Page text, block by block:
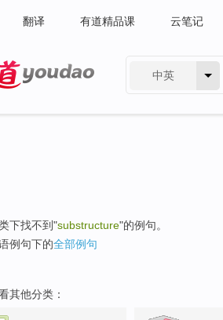
翻译 有道精品课 云笔记
中英
下找不到"substructure"的例句。
例句下的全部例句
其他分类：